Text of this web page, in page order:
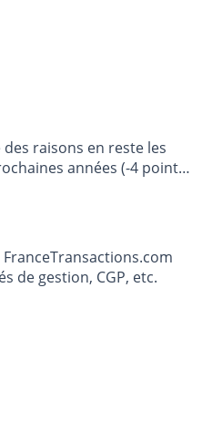
raisons en reste les
années (-4 points
de gestion, CGP, etc.